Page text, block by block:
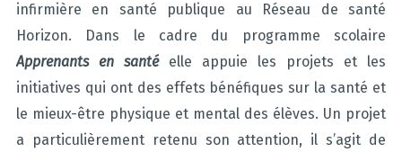
infirmière en santé publique au Réseau de santé
Horizon. Dans le cadre du programme scolaire
Apprenants en santéelle appuie les projets et les
initiatives qui ont des effets bénéfiques sur la santé et
le mieux-être physique et mental des élèves. Un projet
a particulièrement retenu son attention, il s’agit de